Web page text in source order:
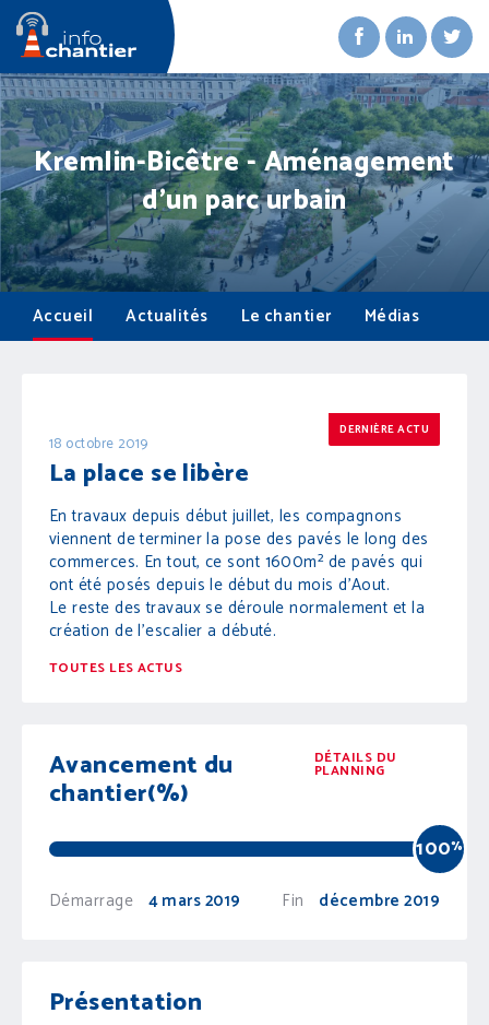
Kremlin-Bicêtre - Aménagement
d'un parc urbain
Accueil Actualités Le chantier Médias
DERNIÈRE ACTU
18 octobre 2019
La place se libère
En travaux depuis début juillet, les compagnons
viennent de terminer la pose des pavés le long des
commerces. En tout, ce sont 1600m² de pavés qui
ont été posés depuis le début du mois d’Aout.
Le reste des travaux se déroule normalement et la
création de l’escalier a débuté.
TOUTES LES ACTUS
Avancement du
chantier(%)
DÉTAILS DU
PLANNING
100%
Démarrage 4 mars 2019 Fin décembre 2019
Présentation